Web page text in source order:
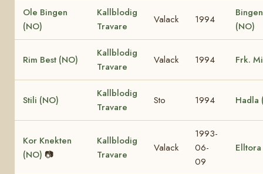
Ole Bingen
(NO)
Kallblodig
Travare
Valack 1994
(NO)
Rim Best (NO)
Kallblodig
Travare
Valack 1994 Frk.
Stili (NO)
Kallblodig
Travare
Sto 1994 Hadla
Kor Knekten
(NO) 📷
Kallblodig
Travare
Valack
1993-
06-
09